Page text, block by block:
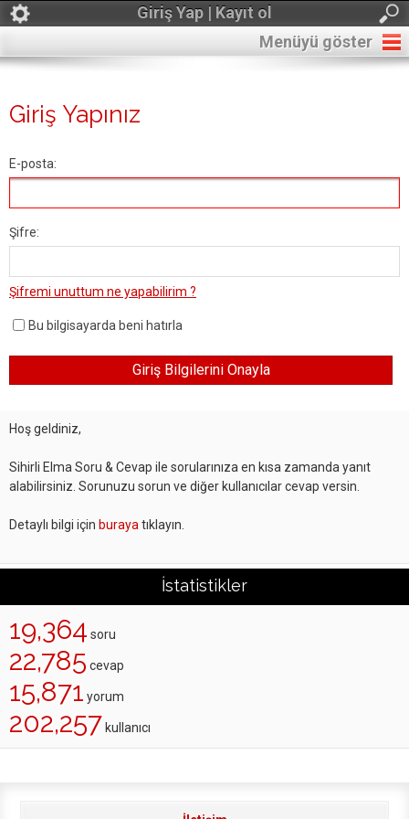
Giriş Yap | Kayıt ol
Menüyü göster
Giriş Yapınız
E-posta:
Şifre:
Şifremi unuttum ne yapabilirim ?
Bu bilgisayarda beni hatırla
Hoş geldiniz,
Sihirli Elma Soru & Cevap ile sorularınıza en kısa zamanda yanıt
alabilirsiniz. Sorunuzu sorun ve diğer kullanıcılar cevap versin.
Detaylı bilgi için buraya tıklayın.
İstatistikler
19,364 soru
22,785 cevap
15,871 yorum
202,257 kullanıcı